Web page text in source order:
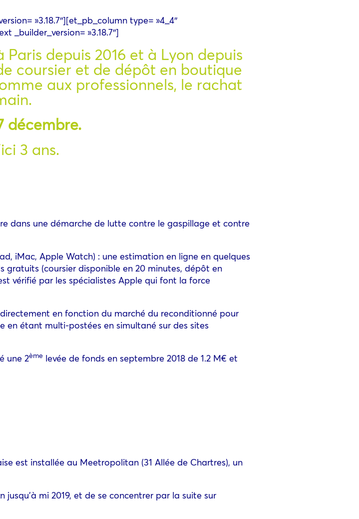
»3.18.7″][et_pb_column type= »4_4″
_builder_version= »3.18.7″]
depuis 2016 et à Lyon depuis
coursier et de dépôt en boutique
aux professionnels, le rachat
décembre.
3 ans.
dans une démarche de lutte contre le gaspillage et contre
iMac, Apple Watch) : une es­timation en ligne en quelques
gratuits (coursier disponible en 20 minutes, dépôt en
vérifié par les spécialistes Apple qui font la force
en fonction du marché du reconditionné pour
en étant multi-postées en simulta­né sur des sites
une 2ème levée de fonds en septembre 2018 de 1.2 M€ et
est installée au Meetropolitan (31 Allée de Chartres), un
mi 2019, et de se concentrer par la suite sur